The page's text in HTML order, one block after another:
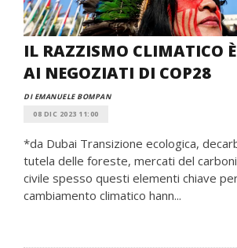
IL RAZZISMO CLIMATICO
AI NEGOZIATI DI COP28
DI EMANUELE BOMPAN
08 DIC 2023 11:00
*da Dubai Transizione ecologica,
tutela delle foreste, mercati del
civile spesso questi elementi chiave
cambiamento climatico hann...